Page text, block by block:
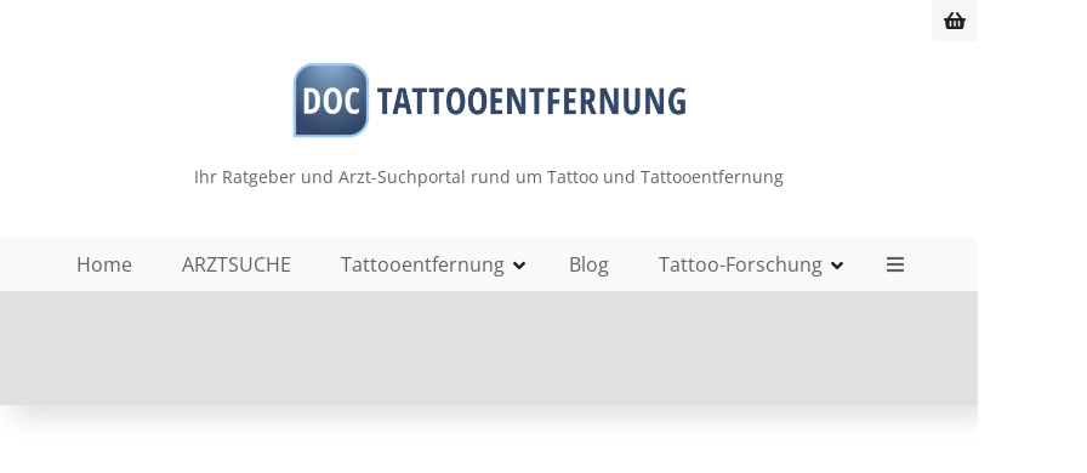
Ihr Ratgeber und Arzt-Suchportal rund um Tattoo und Tattooentfernung
Home ARZTSUCHE Tattooentfernung Blog Tattoo-Forschung